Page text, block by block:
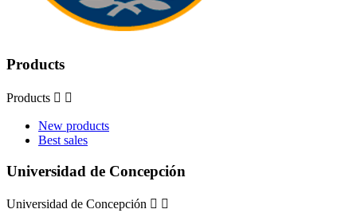
Products
Products  
New products
Best sales
Universidad de Concepción
Universidad de Concepción  